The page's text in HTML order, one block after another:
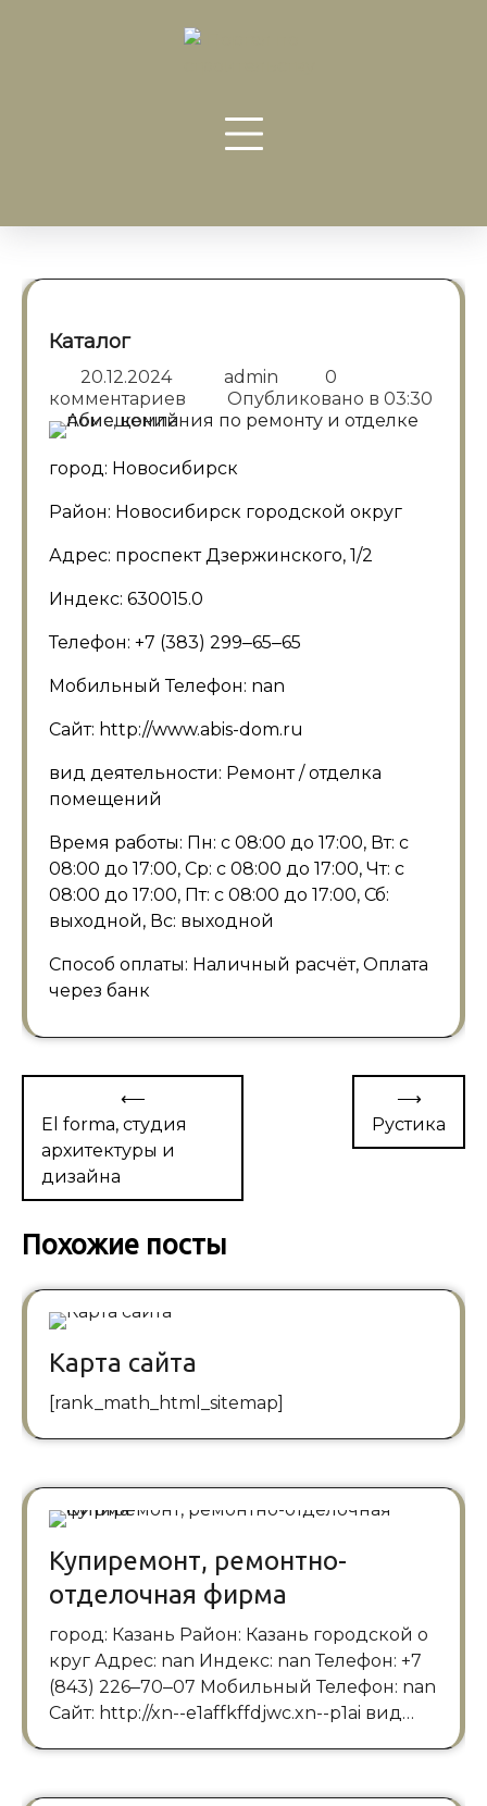
Каталог
20.12.2024 admin
0
комментариев
Опубликовано в 03:30
город: Новосибирск
Район: Новосибирск городской округ
Адрес: проспект Дзержинского, 1/2
Индекс: 630015.0
Телефон: +7 (383) 299‒65‒65
Мобильный Телефон: nan
Сайт: http://www.abis-dom.ru
вид деятельности: Ремонт / отделка
помещений
Время работы: Пн: с 08:00 до 17:00, Вт: с
08:00 до 17:00, Ср: с 08:00 до 17:00, Чт: с
08:00 до 17:00, Пт: с 08:00 до 17:00, Сб:
выходной, Вс: выходной
Способ оплаты: Наличный расчёт, Оплата
через банк
Навигация
по
записям
⟵
El forma, студия
архитектуры и
дизайна
Рустика
⟶
Похожие посты
Карта сайта
[rank_math_html_sitemap]
Купиремонт, ремонтно-
отделочная фирма
город: Казань Район: Казань городской о
круг Адрес: nan Индекс: nan Телефон: +7
(843) 226‒70‒07 Мобильный Телефон: nan
Сайт: http://xn--e1affkffdjwc.xn--p1ai вид…